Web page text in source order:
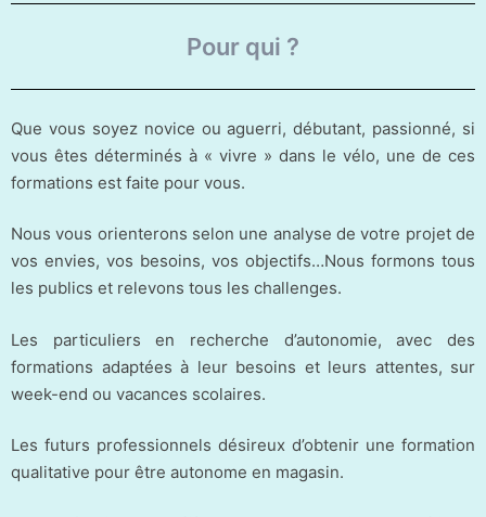
Pour qui ?
Que vous soyez novice ou aguerri, débutant, passionné, si
vous êtes déterminés à « vivre » dans le vélo, une de ces
formations est faite pour vous.
Nous vous orienterons selon une analyse de votre projet de
vos envies, vos besoins, vos objectifs…Nous formons tous
les publics et relevons tous les challenges.
Les particuliers en recherche d’autonomie, avec des
formations adaptées à leur besoins et leurs attentes, sur
week-end ou vacances scolaires.
Les futurs professionnels désireux d’obtenir une formation
qualitative pour être autonome en magasin.